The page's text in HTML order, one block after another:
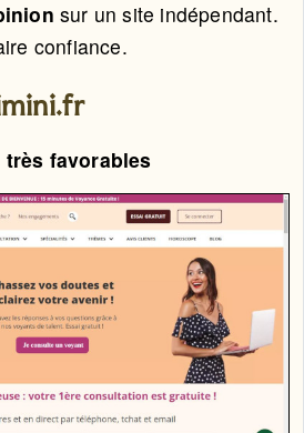
sur un site indépendant.
confiance.
très favorables